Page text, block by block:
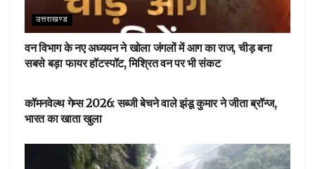
उत्तराखण्ड
वन विभाग के नए अध्ययन ने खोला जंगलों में आग का राज, चीड़ बना
सबसे बड़ा फायर हॉटस्पॉट, मिश्रित वन पर भी संकट
कॉमनवेल्थ गेम्स 2026: सब्जी बेचने वाले झंडू कुमार ने जीता ब्रॉन्ज,
भारत का खाता खुला